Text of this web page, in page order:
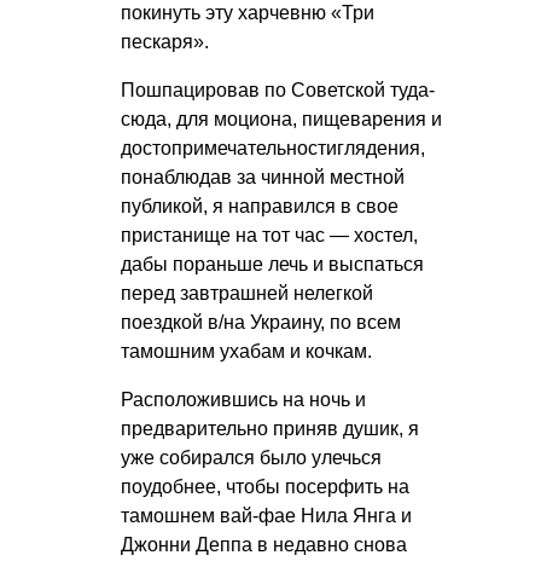
покинуть эту харчевню «Три
пескаря».
Пошпацировав по Советской туда-
сюда, для моциона, пищеварения и
достопримечательностиглядения,
понаблюдав за чинной местной
публикой, я направился в свое
пристанище на тот час — хостел,
дабы пораньше лечь и выспаться
перед завтрашней нелегкой
поездкой в/на Украину, по всем
тамошним ухабам и кочкам.
Расположившись на ночь и
предварительно приняв душик, я
уже собирался было улечься
поудобнее, чтобы посерфить на
тамошнем вай-фае Нила Янга и
Джонни Деппа в недавно снова